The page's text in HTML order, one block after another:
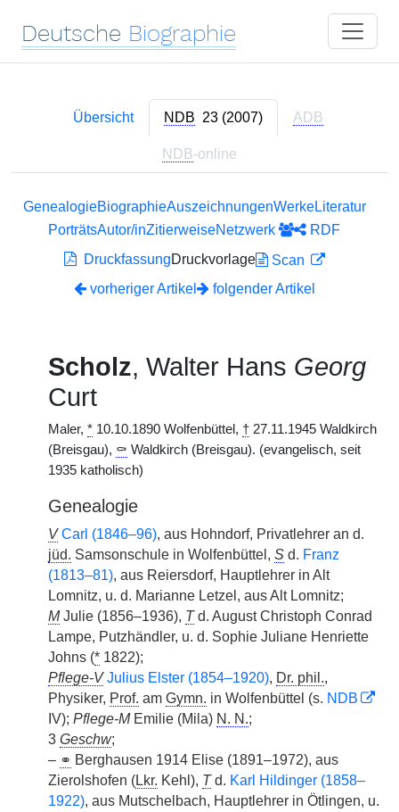
Deutsche Biographie
Übersicht NDB 23 (2007) ADB
NDB-online
GenealogieBiographieAuszeichnungenWerkeLiteratur
PorträtsAutor/inZitierweiseNetzwerk
RDF
DruckfassungDruckvorlage
Scan
vorheriger Artikel
folgender Artikel
Scholz, Walter Hans Georg
Curt
Maler, * 10.10.1890 Wolfenbüttel, † 27.11.1945 Waldkirch
(Breisgau), ⚰ Waldkirch (Breisgau). (evangelisch, seit
1935 katholisch)
Genealogie
V Carl (1846–96), aus Hohndorf, Privatlehrer an d.
jüd. Samsonschule in Wolfenbüttel, S d. Franz
(1813–81), aus Reiersdorf, Hauptlehrer in Alt
Lomnitz, u. d. Marianne Letzel, aus Alt Lomnitz;
MJulie (1856–1936), Td. August Christoph Conrad
Lampe, Putzhändler, u. d. Sophie Juliane Henriette
Johns (* 1822);
Pflege-V Julius Elster (1854–1920), Dr. phil.,
Physiker, Prof. am Gymn. in Wolfenbüttel (s. NDB
IV); Pflege-MEmilie (Mila) N. N.;
3 Geschw;
– ⚭ Berghausen 1914 Elise (1891–1972), aus
Zierolshofen (Lkr. Kehl), Td. Karl Hildinger (1858–
1922), aus Mutschelbach, Hauptlehrer in Ötlingen, u.